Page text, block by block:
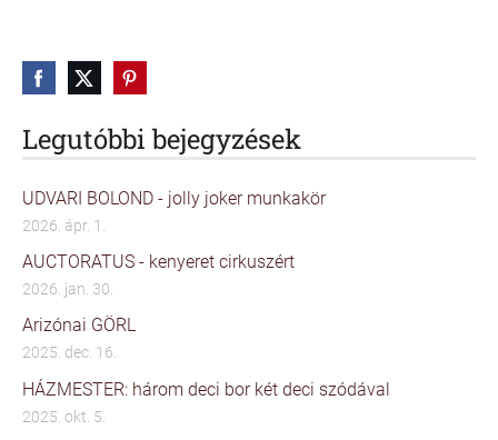
Legutóbbi bejegyzések
UDVARI BOLOND - jolly joker munkakör
2026. ápr. 1.
AUCTORATUS - kenyeret cirkuszért
2026. jan. 30.
Arizónai GÖRL
2025. dec. 16.
HÁZMESTER: három deci bor két deci szódával
2025. okt. 5.